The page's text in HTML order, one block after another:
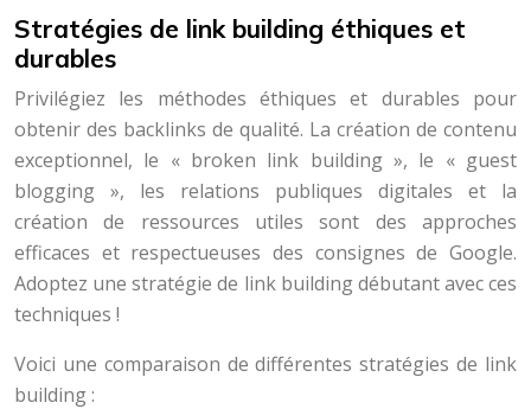
Stratégies de link building éthiques et
durables
Privilégiez les méthodes éthiques et durables pour
obtenir des backlinks de qualité. La création de contenu
exceptionnel, le « broken link building », le « guest
blogging », les relations publiques digitales et la
création de ressources utiles sont des approches
efficaces et respectueuses des consignes de Google.
Adoptez une stratégie de link building débutant avec ces
techniques !
Voici une comparaison de différentes stratégies de link
building :